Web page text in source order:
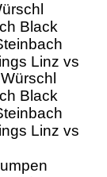
Black
Linz vs
ICE
Liga,